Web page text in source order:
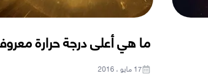
ما هي أعلى درجة حرارة
17 مايو ، 2016